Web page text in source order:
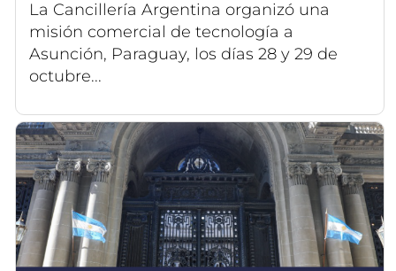
La Cancillería Argentina organizó una
misión comercial de tecnología a
Asunción, Paraguay, los días 28 y 29 de
octubre...